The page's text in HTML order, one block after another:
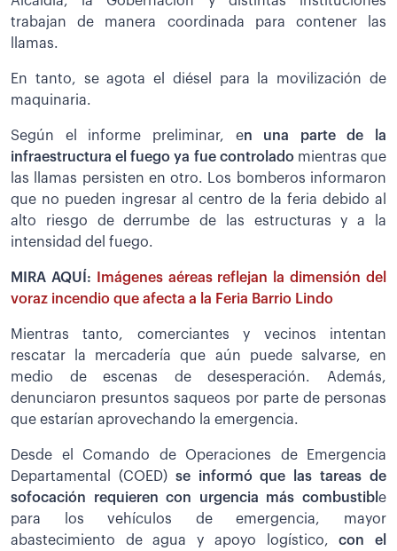
trabajan de manera coordinada para contener las
llamas.
En tanto, se agota el diésel para la movilización de
maquinaria.
Según el informe preliminar, en una parte de la
infraestructura el fuego ya fue controladomientras que
las llamas persisten en otro. Los bomberos informaron
que no pueden ingresar al centro de la feria debido al
alto riesgo de derrumbe de las estructuras y a la
intensidad del fuego.
MIRA AQUÍ:
Imágenes aéreas reflejan la dimensión del
voraz incendio que afecta a la Feria Barrio Lindo
Mientras tanto, comerciantes y vecinos intentan
rescatar la mercadería que aún puede salvarse, en
medio de escenas de desesperación. Además,
denunciaron presuntos saqueos por parte de personas
que estarían aprovechando la emergencia.
Desde el Comando de Operaciones de Emergencia
Departamental (COED) se informó que las tareas de
sofocación requieren con urgencia más combustibl e
para los vehículos de emergencia, mayor
abastecimiento de agua y apoyo logístico, con el